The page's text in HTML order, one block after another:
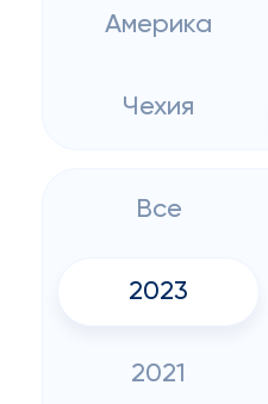
Америка
Чехия
Все
2023
2021